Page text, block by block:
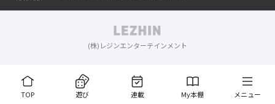
TOP 遊び 連載 My本棚 メニュー
(株)レジンエンターテインメント